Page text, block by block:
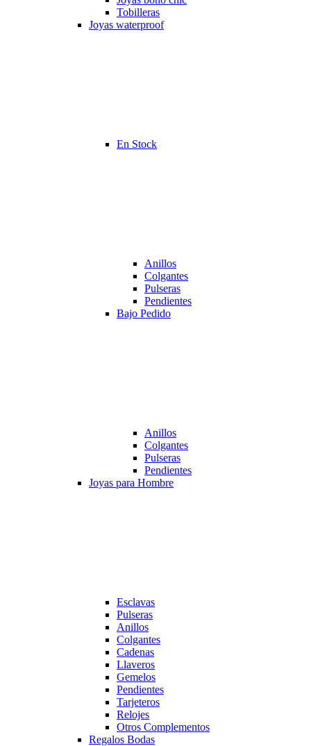
Tobilleras
Joyas waterproof
En Stock
Anillos
Colgantes
Pulseras
Pendientes
Bajo Pedido
Anillos
Colgantes
Pulseras
Pendientes
Joyas para Hombre
Esclavas
Pulseras
Anillos
Colgantes
Cadenas
Llaveros
Gemelos
Pendientes
Tarjeteros
Relojes
Otros Complementos
Regalos Bodas